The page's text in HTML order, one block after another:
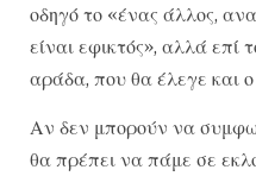
οδηγό το «ένας άλλος,
είναι εφικτός», αλλά επί
αράδα, που θα έλεγε και
Αν δεν μπορούν να
θα πρέπει να πάμε σε